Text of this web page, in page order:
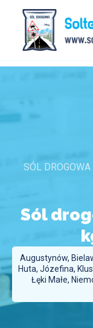
SÓL
Sól
Augustynów,
Huta, Józefina,
Łęki Małe,